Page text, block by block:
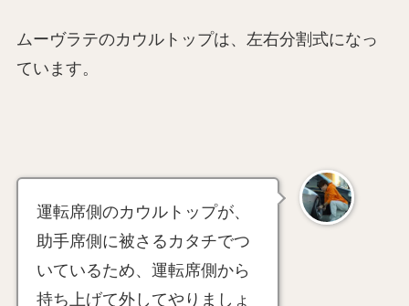
ムーヴラテのカウルトップは、左右分割式になっ
ています。
運転席側のカウルトップが、
助手席側に被さるカタチでつ
いているため、運転席側から
持ち上げて外してやりましょ